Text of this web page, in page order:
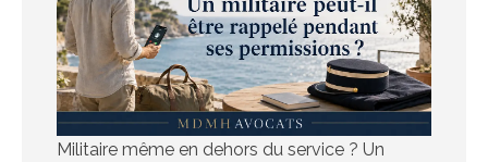
Militaire même en dehors du service ? Un